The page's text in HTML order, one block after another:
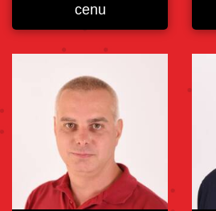
cenu